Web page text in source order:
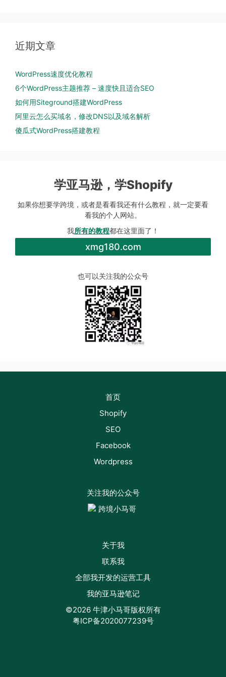
近期文章
WordPress速度优化教程
6个WordPress主题推荐 – 速度快且适合SEO
如何用Siteground搭建WordPress
阿里云怎么买域名，修改DNS以及域名解析
傻瓜式WordPress搭建教程
学亚马逊，学Shopify
如果你想要学跨境，或者是看看我还有什么教程，就一定要看
看我的个人网站。
我所有的教程都在这里面了！
xmg180.com
也可以关注我的公众号
首页
Shopify
SEO
Facebook
Wordpress
关注我的公众号
关于我
联系我
全部我开发的运营工具
我的亚马逊笔记
©2026 牛津小马哥版权所有
粤ICP备2020077239号